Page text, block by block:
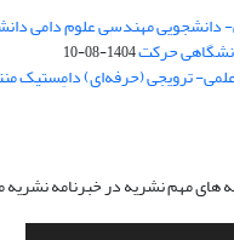
دانشجویی مهندسی علوم دامی
حرکت1404-08-10
ترویجی (حرفه‌ای) دامِستیک
های مهم نشریه در خبرنامه